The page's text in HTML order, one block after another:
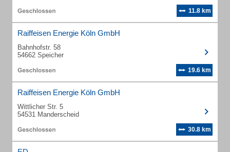
11.8 km
Raiffeisen Energie Köln GmbH
Bahnhofstr. 58
54662 Speicher
19.6 km
Raiffeisen Energie Köln GmbH
Wittlicher Str. 5
54531 Manderscheid
30.8 km